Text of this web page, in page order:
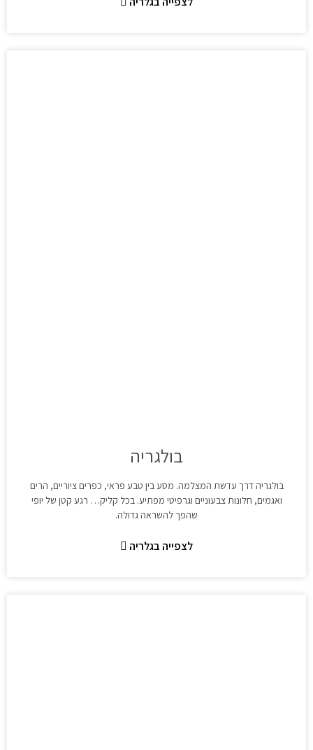
בולגריה
בולגריה דרך עדשת המצלמה. מסע בין טבע פראי, כפרים ציוריים, הרים
ואגמים, חלונות צבעוניים וגרפיטי מפתיע. בכל קליק… רגע קטן של יופי
שהפך להשראה גדולה.
לצפייה בגלריה